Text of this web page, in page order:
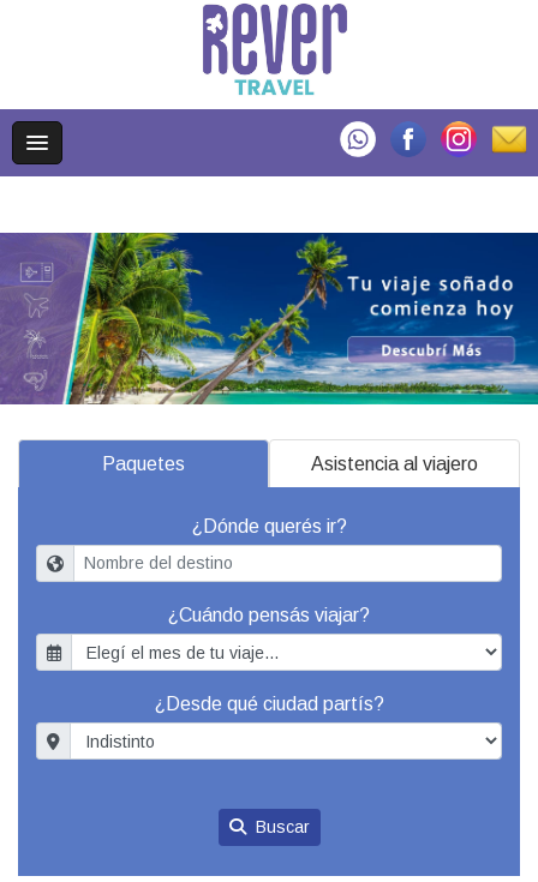
Paquetes Asistencia al viajero
¿Dónde querés ir?
¿Cuándo pensás viajar?
¿Desde qué ciudad partís?
Buscar